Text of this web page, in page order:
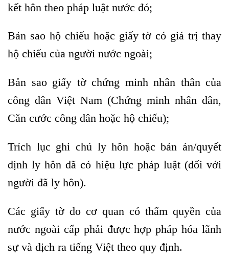
kết hôn theo pháp luật nước đó;
Bản sao hộ chiếu hoặc giấy tờ có giá trị thay
hộ chiếu của người nước ngoài;
Bản sao giấy tờ chứng minh nhân thân của
công dân Việt Nam (Chứng minh nhân dân,
Căn cước công dân hoặc hộ chiếu);
Trích lục ghi chú ly hôn hoặc bản án/quyết
định ly hôn đã có hiệu lực pháp luật (đối với
người đã ly hôn).
Các giấy tờ do cơ quan có thẩm quyền của
nước ngoài cấp phải được hợp pháp hóa lãnh
sự và dịch ra tiếng Việt theo quy định.